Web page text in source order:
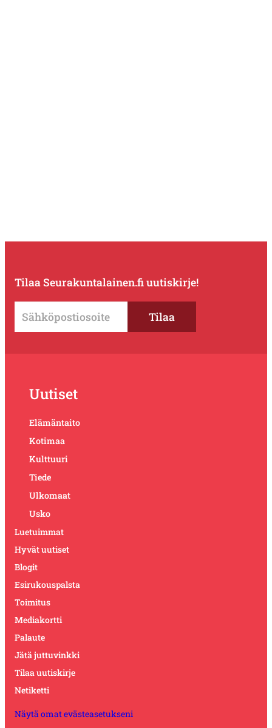
Tilaa Seurakuntalainen.fi uutiskirje!
Uutiset
Elämäntaito
Kotimaa
Kulttuuri
Tiede
Ulkomaat
Usko
Luetuimmat
Hyvät uutiset
Blogit
Esirukouspalsta
Toimitus
Mediakortti
Palaute
Jätä juttuvinkki
Tilaa uutiskirje
Netiketti
Näytä omat evästeasetukseni